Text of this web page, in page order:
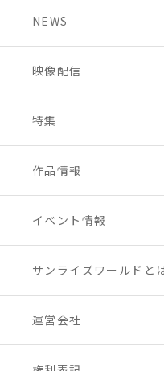
■肩の龍爪を
NEWS
映像配信
特集
作品情報
イベント情報
サンライズワールドと
運営会社